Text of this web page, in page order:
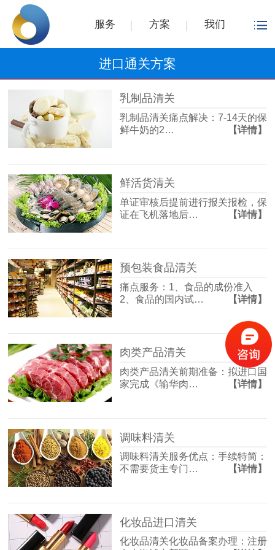
服务 方案 我们
进口通关方案
乳制品清关
乳制品清关痛点解决：7-14天的保
鲜牛奶的2…
【详情】
鲜活货清关
单证审核后提前进行报关报检，保
证在飞机落地后…
【详情】
预包装食品清关
痛点服务：1、食品的成份准入
2、食品的国内试…
【详情】
肉类产品清关
肉类产品清关前期准备：拟进口国
家完成《输华肉…
【详情】
调味料清关
调味料清关服务优点：手续特简：
不需要货主专门…
【详情】
化妆品进口清关
化妆品清关化妆品备案办理：注册